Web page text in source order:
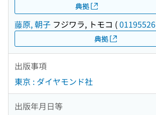
典拠
藤原, 朝子 フジワラ, トモコ (01195526
典拠
出版事項
東京 : ダイヤモンド社
出版年月日等